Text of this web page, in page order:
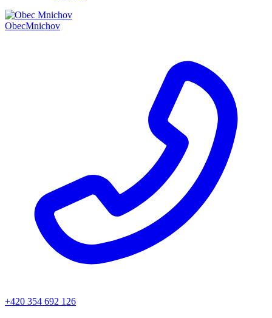
ObecMnichov
+420 354 692 126